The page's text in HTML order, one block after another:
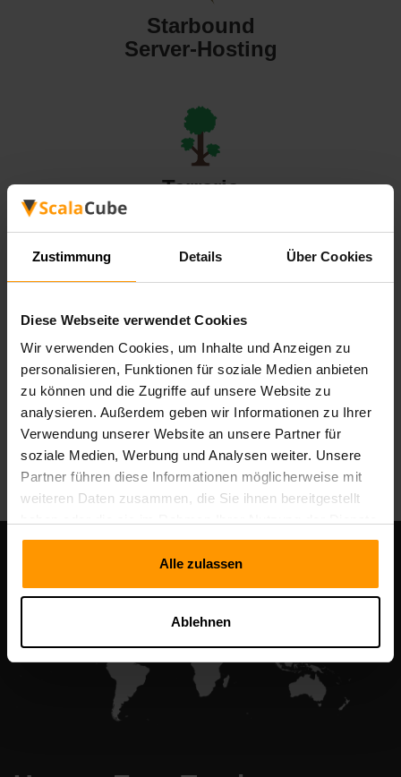
Zustimmung Details Über Cookies
Diese Webseite verwendet Cookies
Wir verwenden Cookies, um Inhalte und Anzeigen zu
personalisieren, Funktionen für soziale Medien anbieten
zu können und die Zugriffe auf unsere Website zu
analysieren. Außerdem geben wir Informationen zu Ihrer
Verwendung unserer Website an unsere Partner für
soziale Medien, Werbung und Analysen weiter. Unsere
Partner führen diese Informationen möglicherweise mit
weiteren Daten zusammen, die Sie ihnen bereitgestellt
gesammelt haben.
Alle zulassen
Ablehnen
Starbound
Server-Hosting
Terraria
Server-Hosting
Valheim
Server-Hosting